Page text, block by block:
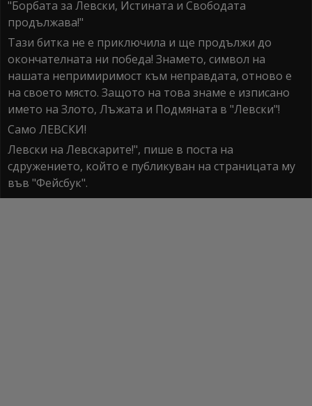
"Борбата за Левски, Истината и Свободата
продължава!"
Тази битка не е приключила и ще продължи до
окончателната ни победа! Знамето, символ на
нашата непримиримост към неправдата, отново е
на своето място. Защото на това знаме е изписано
името на Злото, Лъжата и Подмяната в "Левски"!
Само ЛЕВСКИ!
Левски на Левскарите!", пише в поста на
сдружението, който е публикуван на страницата му
във "Фейсбук".